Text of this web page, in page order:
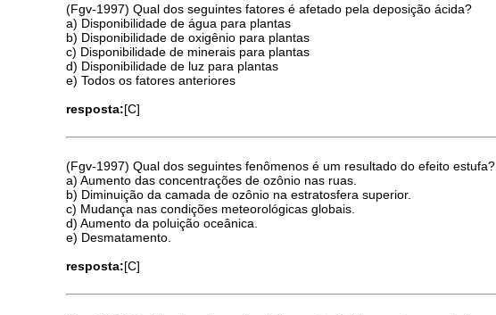
(Fgv-1997) Qual dos seguintes fatores é afetado pela deposição ácida?
a) Disponibilidade de água para plantas
b) Disponibilidade de oxigênio para plantas
c) Disponibilidade de minerais para plantas
d) Disponibilidade de luz para plantas
e) Todos os fatores anteriores
resposta:[C]
(Fgv-1997) Qual dos seguintes fenômenos é um resultado do efeito estufa?
a) Aumento das concentrações de ozônio nas ruas.
b) Diminuição da camada de ozônio na estratosfera superior.
c) Mudança nas condições meteorológicas globais.
d) Aumento da poluição oceânica.
e) Desmatamento.
resposta:[C]